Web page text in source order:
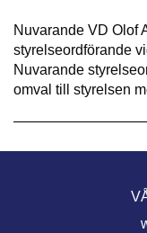
Nuvarande VD Olof
styrelseordförande
Nuvarande
omval till styrelsen